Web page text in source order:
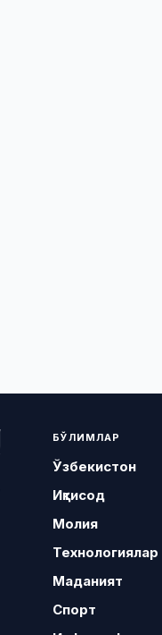
БЎЛИМЛАР
Ўзбекистон
Иқтисод
Молия
Технологиялар
Маданият
Спорт